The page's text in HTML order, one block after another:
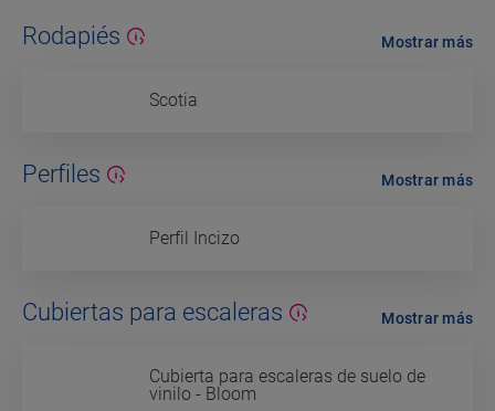
Rodapiés
Scotia
Mostrar más
Perfiles
Perfil Incizo
Mostrar más
Cubiertas para escaleras
Cubierta para escaleras de suelo de
vinilo - Bloom
Mostrar más